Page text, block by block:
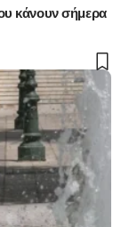
κάνουν σήμερα